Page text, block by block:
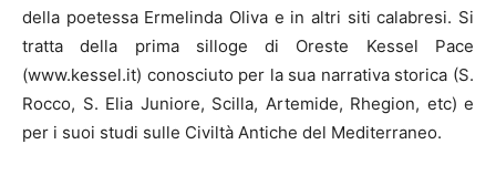
della poetessa Ermelinda Oliva e in altri siti calabresi. Si
tratta della prima silloge di Oreste Kessel Pace
(www.kessel.it) conosciuto per la sua narrativa storica (S.
Rocco, S. Elia Juniore, Scilla, Artemide, Rhegion, etc) e
per i suoi studi sulle Civiltà Antiche del Mediterraneo.